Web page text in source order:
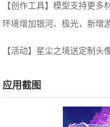
【创作工具】模型支持更多
环境增加银河、极光，新增
【活动】星尘之境送定制头
应用截图